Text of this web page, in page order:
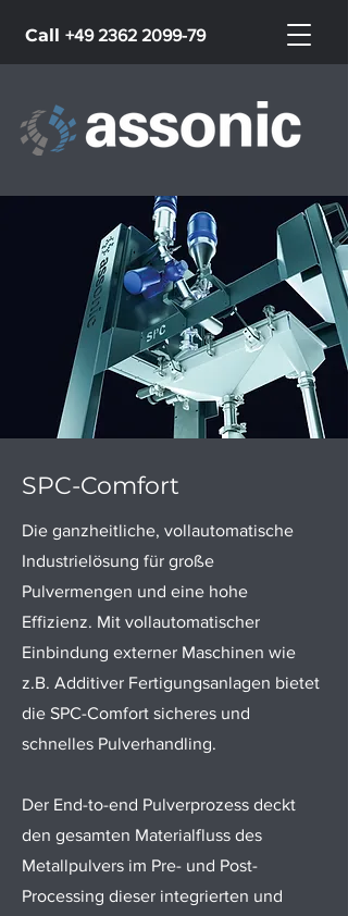
Call +49 2362 2099-79
SPC-Comfort
Die ganzheitliche, vollautomatische
Industrielösung für große
Pulvermengen und eine hohe
Effizienz. Mit vollautomatischer
Einbindung externer Maschinen wie
z.B. Additiver Fertigungsanlagen bietet
die SPC-Comfort sicheres und
schnelles Pulverhandling.
Der End-to-end Pulverprozess deckt
den gesamten Materialfluss des
Metallpulvers im Pre- und Post-
Processing dieser integrierten und